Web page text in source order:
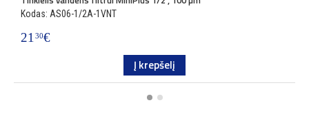
Kodas: AS06-1/2A-1VNT
2130€
Į krepšelį